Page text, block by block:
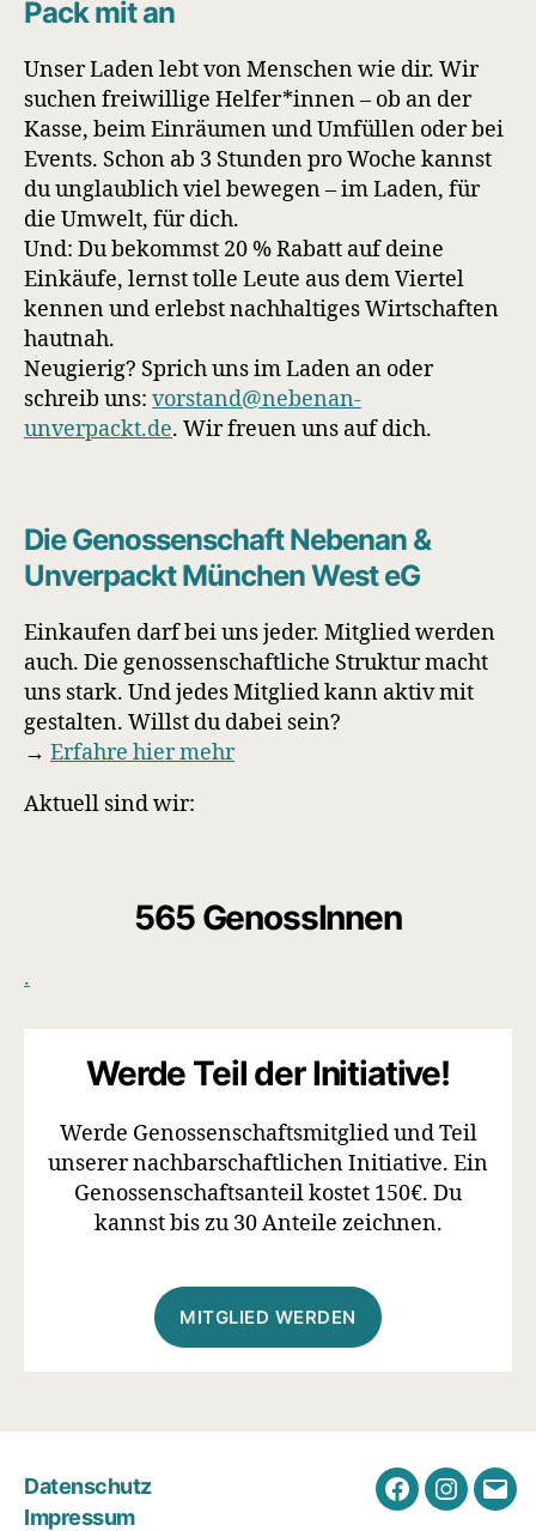
Pack mit an
Unser Laden lebt von Menschen wie dir. Wir
suchen freiwillige Helfer*innen – ob an der
Kasse, beim Einräumen und Umfüllen oder bei
Events. Schon ab 3 Stunden pro Woche kannst
du unglaublich viel bewegen – im Laden, für
die Umwelt, für dich.
Und: Du bekommst 20 % Rabatt auf deine
Einkäufe, lernst tolle Leute aus dem Viertel
kennen und erlebst nachhaltiges Wirtschaften
hautnah.
Neugierig? Sprich uns im Laden an oder
schreib uns: vorstand@nebenan-
unverpackt.de. Wir freuen uns auf dich.
Die Genossenschaft Nebenan &
Unverpackt München West eG
Einkaufen darf bei uns jeder. Mitglied werden
auch. Die genossenschaftliche Struktur macht
uns stark. Und jedes Mitglied kann aktiv mit
gestalten. Willst du dabei sein?
→ Erfahre hier mehr
Aktuell sind wir:
565 GenossInnen
.
Werde Teil der Initiative!
Werde Genossenschaftsmitglied und Teil
unserer nachbarschaftlichen Initiative. Ein
Genossenschaftsanteil kostet 150€. Du
kannst bis zu 30 Anteile zeichnen.
MITGLIED WERDEN
Datenschutz
Impressum
FacebookE-